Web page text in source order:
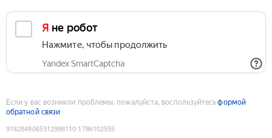
Я не робот
Нажмите, чтобы продолжить
Yandex SmartCaptcha
Если у вас возникли проблемы, пожалуйста, воспользуйтесьформой
обратной связи
9182849065312998110:1786102555